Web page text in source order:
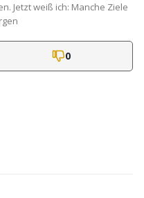
Jetzt weiß ich: Manche Ziele
0